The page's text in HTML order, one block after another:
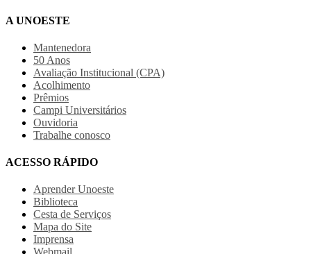
A UNOESTE
Mantenedora
50 Anos
Avaliação Institucional (CPA)
Acolhimento
Prêmios
Campi Universitários
Ouvidoria
Trabalhe conosco
ACESSO RÁPIDO
Aprender Unoeste
Biblioteca
Cesta de Serviços
Mapa do Site
Imprensa